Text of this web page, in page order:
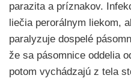
parazita a príznakov.
liečia perorálnym liekom,
paralyzuje dospelé
že sa pásomnice oddelia
potom vychádzajú z tela